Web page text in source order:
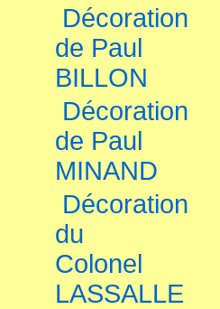
Décoration
de Paul
BILLON
Décoration
de Paul
MINAND
Décoration
du
Colonel
LASSALLE